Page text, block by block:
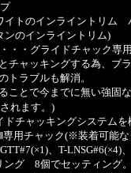
トのインライントリム
のインライントリム)
・・グライドチャック専
チャッキングする為、ブ
ラブルも解消。
ことで今までに無い強固
れます。)
チャッキングシステム
用チャック(※装着可能
、T-LNSG#6(×4)
グ 8個でセッティング